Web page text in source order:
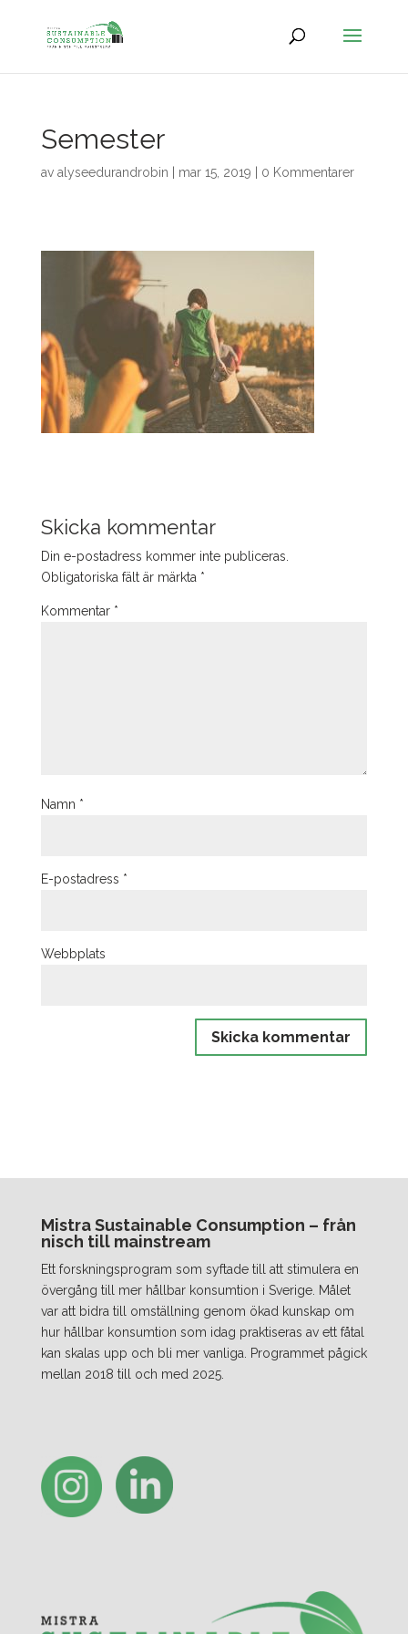
Semester
av alyseedurandrobin mar 15, 2019 0 Kommentarer
Skicka kommentar
Din e-postadress kommer inte publiceras.
Obligatoriska fält är märkta *
Kommentar *
Namn *
E-postadress *
Webbplats
Mistra Sustainable Consumption – från
nisch till mainstream
Ett forskningsprogram som syftade till att stimulera en
övergång till mer hållbar konsumtion i Sverige. Målet
var att bidra till omställning genom ökad kunskap om
hur hållbar konsumtion som idag praktiseras av ett fåtal
kan skalas upp och bli mer vanliga. Programmet pågick
mellan 2018 till och med 2025.